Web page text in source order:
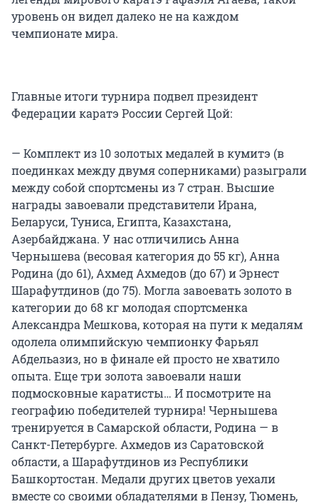
уровень он видел далеко не на каждом
чемпионате мира.
Главные итоги турнира подвел президент
Федерации каратэ России Сергей Цой:
— Комплект из 10 золотых медалей в кумитэ (в
поединках между двумя соперниками) разыграли
между собой спортсмены из 7 стран. Высшие
награды завоевали представители Ирана,
Беларуси, Туниса, Египта, Казахстана,
Азербайджана. У нас отличились Анна
Чернышева (весовая категория до 55 кг), Анна
Родина (до 61), Ахмед Ахмедов (до 67) и Эрнест
Шарафутдинов (до 75). Могла завоевать золото в
категории до 68 кг молодая спортсменка
Александра Мешкова, которая на пути к медалям
одолела олимпийскую чемпионку Фарьял
Абдельазиз, но в финале ей просто не хватило
опыта. Еще три золота завоевали наши
подмосковные каратисты… И посмотрите на
географию победителей турнира! Чернышева
тренируется в Самарской области, Родина — в
Санкт-Петербурге. Ахмедов из Саратовской
области, а Шарафутдинов из Республики
Башкортостан. Медали других цветов уехали
вместе со своими обладателями в Пензу, Тюмень,